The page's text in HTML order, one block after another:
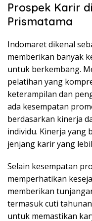
Prospek Karir
Prismatama
Indomaret dikenal
memberikan banyak
untuk berkembang.
pelatihan yang
keterampilan dan
ada kesempatan
berdasarkan kinerja
individu. Kinerja yang
jenjang karir yang
Selain kesempatan
memperhatikan
memberikan
termasuk cuti
untuk memastikan